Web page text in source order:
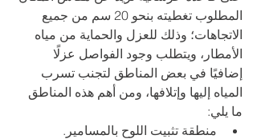
المطلوب تغطيته بنحو 20 سم من جميع
الاتجاهات؛ وذلك للعزل والحماية من مياه
الأمطار، ويتطلب وجود الفواصل عزلًا
إضافيًا في بعض المناطق لتجنب تسرب
المياه إليها وإتلافها، ومن أهم هذه المناطق
ما يلي:
منطقة تثبيت اللوح بالمسامير.